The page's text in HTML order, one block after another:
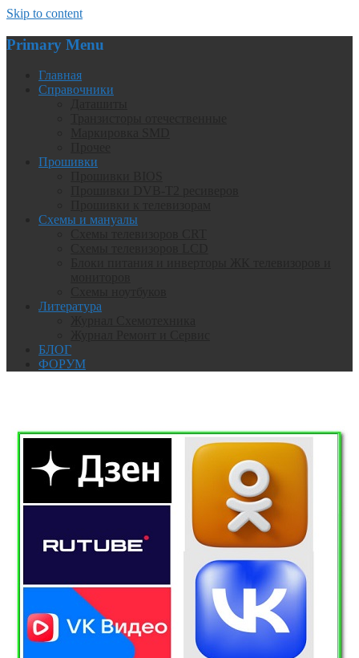
Skip to content
Primary Menu
Главная
Справочники
Прошивки
Схемы и мануалы
Литература
БЛОГ
ФОРУМ